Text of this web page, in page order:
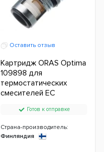
Оставить отзыв
Картридж ORAS Optima
109898 для
термостатических
смесителей ЕС
Готов к отправке
Страна-производитель:
Финляндия